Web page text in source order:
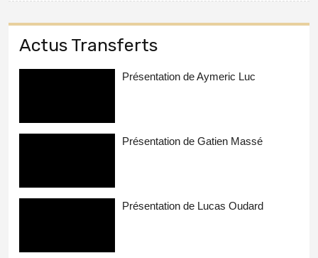
Actus Transferts
Présentation de Aymeric Luc
Présentation de Gatien Massé
Présentation de Lucas Oudard